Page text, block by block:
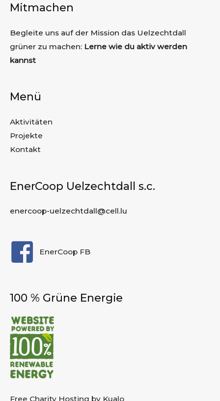
Mitmachen
Begleite uns auf der Mission das Uelzechtdall
grüner zu machen: Lerne wie du aktiv werden
kannst
Menü
Aktivitäten
Projekte
Kontakt
EnerCoop Uelzechtdall s.c.
enercoop-uelzechtdall@cell.lu
EnerCoop FB
100 % Grüne Energie
Free Charity Hosting by Kualo